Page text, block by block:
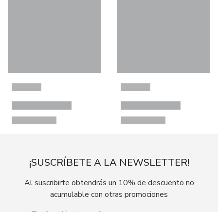
¡SUSCRÍBETE A LA NEWSLETTER!
Al suscribirte obtendrás un 10% de descuento no
acumulable con otras promociones